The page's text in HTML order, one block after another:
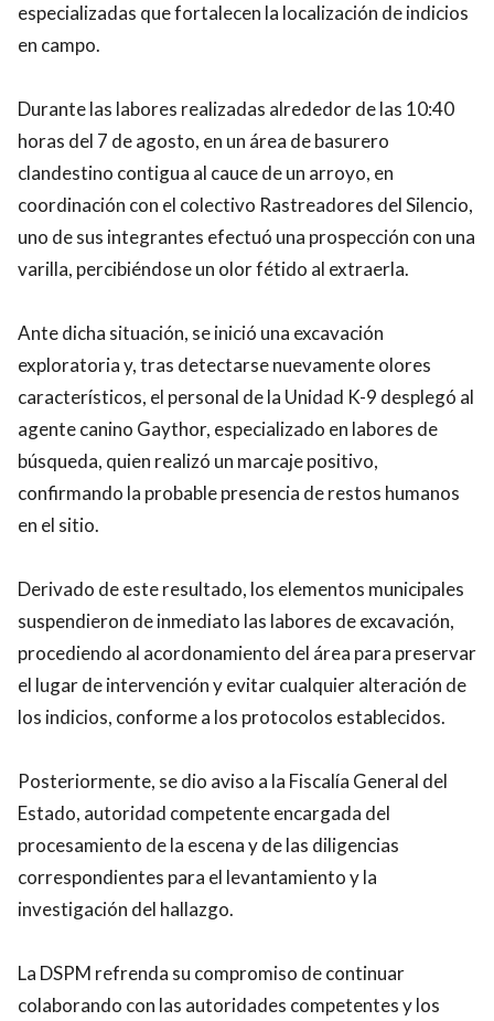
especializadas que fortalecen la localización de indicios
en campo.
Durante las labores realizadas alrededor de las 10:40
horas del 7 de agosto, en un área de basurero
clandestino contigua al cauce de un arroyo, en
coordinación con el colectivo Rastreadores del Silencio,
uno de sus integrantes efectuó una prospección con una
varilla, percibiéndose un olor fétido al extraerla.
Ante dicha situación, se inició una excavación
exploratoria y, tras detectarse nuevamente olores
característicos, el personal de la Unidad K-9 desplegó al
agente canino Gaythor, especializado en labores de
búsqueda, quien realizó un marcaje positivo,
confirmando la probable presencia de restos humanos
en el sitio.
Derivado de este resultado, los elementos municipales
suspendieron de inmediato las labores de excavación,
procediendo al acordonamiento del área para preservar
el lugar de intervención y evitar cualquier alteración de
los indicios, conforme a los protocolos establecidos.
Posteriormente, se dio aviso a la Fiscalía General del
Estado, autoridad competente encargada del
procesamiento de la escena y de las diligencias
correspondientes para el levantamiento y la
investigación del hallazgo.
La DSPM refrenda su compromiso de continuar
colaborando con las autoridades competentes y los